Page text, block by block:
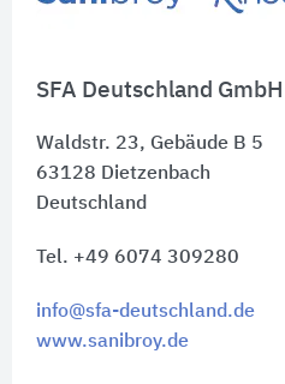
SFA Deutschland GmbH
Waldstr. 23, Gebäude B 5
63128 Dietzenbach
Deutschland
Tel. +49 6074 309280
info@sfa-deutschland.de
www.sanibroy.de